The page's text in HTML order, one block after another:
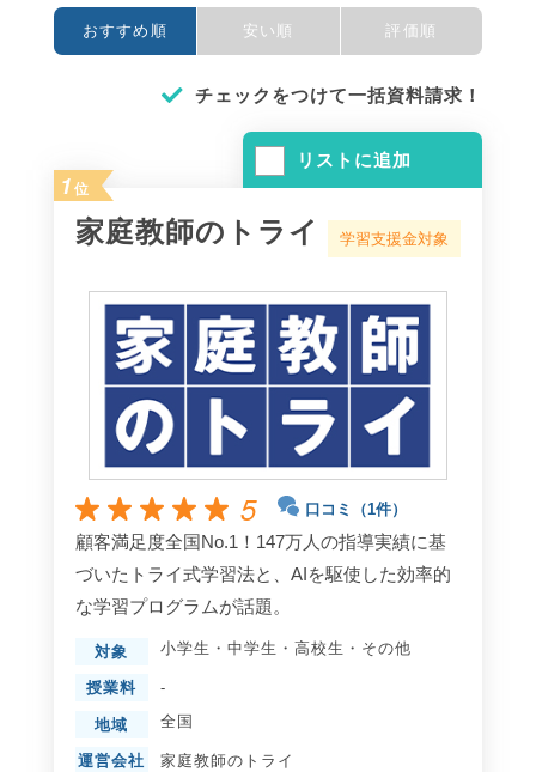
おすすめ順 安い順 評価順
チェックをつけて一括資料請求！
リストに追加
1 位
家庭教師のトライ 学習支援金対象
5 口コミ（1件）
顧客満足度全国No.1！147万人の指導実績に基
づいたトライ式学習法と、AIを駆使した効率的
な学習プログラムが話題。
対象 小学生 ・ 中学生 ・ 高校生 ・ その他
授業料 -
地域 全国
運営会社 家庭教師のトライ